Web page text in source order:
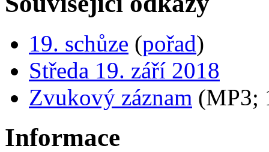
19. schůze (pořad)
Středa 19. září 2018
Zvukový záznam (MP3;
Informace